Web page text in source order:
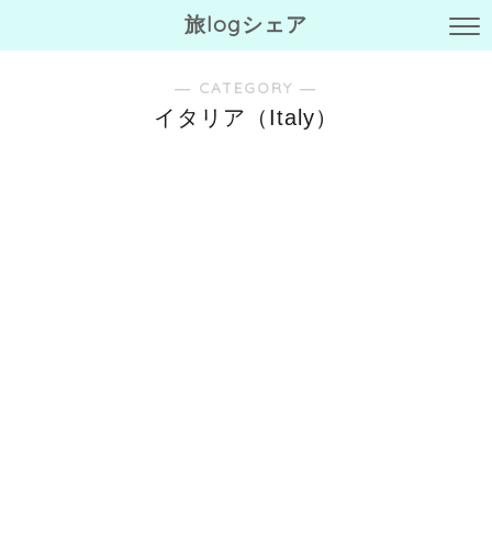
旅logシェア
― CATEGORY ―
イタリア（Italy）